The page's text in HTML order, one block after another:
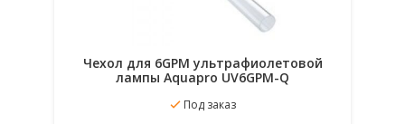
Чехол для 6GPM ультрафиолетовой
лампы Aquapro UV6GPM-Q
Под заказ
В избранное Подробнее